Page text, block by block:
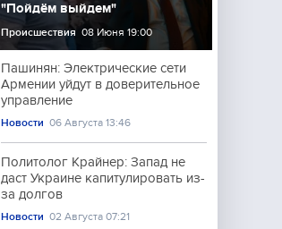
"Пойдём выйдем"
Происшествия 08 Июня 19:00
Пашинян: Электрические сети
Армении уйдут в доверительное
управление
Новости 06 Августа 13:46
Политолог Крайнер: Запад не
даст Украине капитулировать из-
за долгов
Новости 02 Августа 07:21